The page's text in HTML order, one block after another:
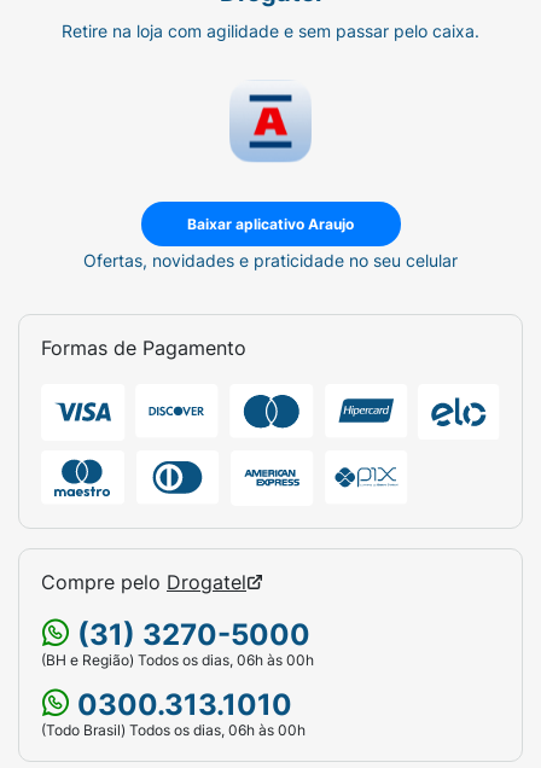
Retire na loja com agilidade e sem passar pelo caixa.
Baixar aplicativo Araujo
Ofertas, novidades e praticidade no seu celular
Formas de Pagamento
Compre pelo Drogatel
(31) 3270-5000
(BH e Região) Todos os dias, 06h às 00h
0300.313.1010
(Todo Brasil) Todos os dias, 06h às 00h